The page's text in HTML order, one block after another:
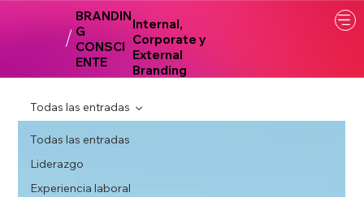
BRANDIN
G
CONSCI
ENTE
Internal,
Corporate y
External
Branding
Todas las entradas
Liderazgo
Experiencia laboral
Todas las entradas